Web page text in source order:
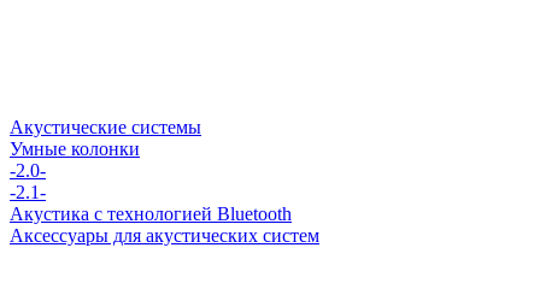
Акустические системы
Умные колонки
-2.0-
-2.1-
Акустика с технологией Bluetooth
Аксессуары для акустических систем